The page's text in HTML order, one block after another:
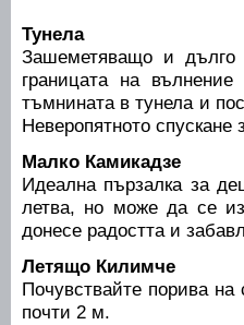
Тунела
Зашеметяващо и дълго
границата на
тъмнината в тунела и
Неверопятното спускане
Малко Камикадзе
Идеална пързалка за
летва, но може да се
донесе радостта и
Летящо Килимче
Почувствайте порива на
почти 2 м.